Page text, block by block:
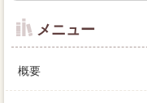
メニュー
概要